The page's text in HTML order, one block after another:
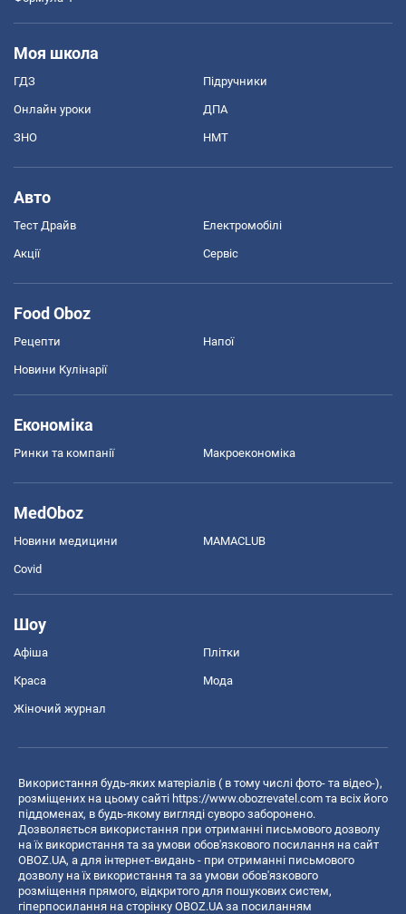
Моя школа
ГДЗ Підручники
Онлайн уроки ДПА
ЗНО НМТ
Авто
Тест Драйв Електромобілі
Акції Сервіс
Food Oboz
Рецепти Напої
Новини Кулінарії
Економіка
Ринки та компанії Макроекономіка
MedOboz
Новини медицини MAMACLUB
Covid
Шоу
Афіша Плітки
Краса Мода
Жіночий журнал
Використання будь-яких матеріалів ( в тому числі фото- та відео-),
розміщених на цьому сайті https://www.obozrevatel.com та всіх його
піддоменах, в будь-якому вигляді суворо заборонено.
Дозволяється використання при отриманні письмового дозволу
на їх використання та за умови обов'язкового посилання на сайт
OBOZ.UA, а для інтернет-видань - при отриманні письмового
дозволу на їх використання та за умови обов'язкового
розміщення прямого, відкритого для пошукових систем,
гіперпосилання на сторінку OBOZ.UA за посиланням